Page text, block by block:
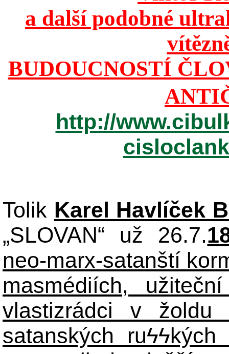
a další podobné
BUDOUCNOSTÍ
http://
Tolik Karel Havlíček
„SLOVAN“ už 26.7.
neo-marx-satanští
masmédiích,
vlastizrádci v žoldu
satanských ruϟϟkých